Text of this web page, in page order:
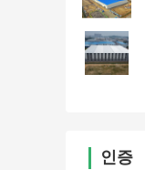
인증